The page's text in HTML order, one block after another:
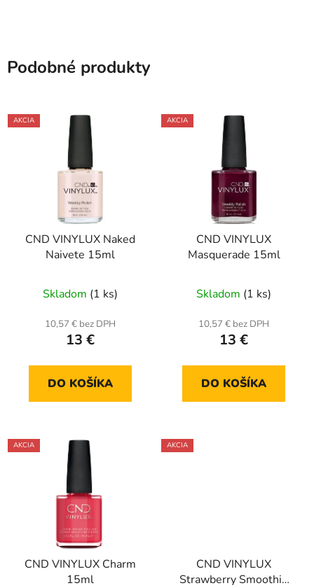
Podobné produkty
AKCIA
CND VINYLUX Naked
Naivete 15ml
Skladom (1 ks)
10,57 € bez DPH
13 €
DO KOŠÍKA
AKCIA
CND VINYLUX
Masquerade 15ml
Skladom (1 ks)
10,57 € bez DPH
13 €
DO KOŠÍKA
AKCIA
CND VINYLUX Charm
15ml
AKCIA
CND VINYLUX
Strawberry Smoothie